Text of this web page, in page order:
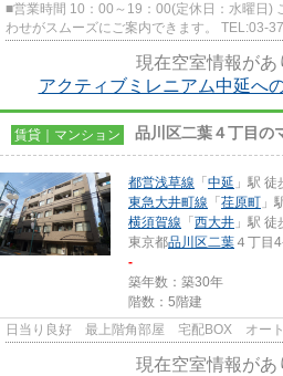
■営業時間 10：00～19：00(定休日：水曜日) このお時間帯はお電話でのお問い合
わせがスムーズにご案内できます。 TEL:03-3783-1218 ◇ホームページで物件探
現在空室情報があ
アクティブミレニアム中延へ
賃貸｜マンション 品川区二葉４丁目の
都営浅草線 「 中延 」駅 徒
東急大井町線 「 荏原町 」
横須賀線 「 西大井 」駅
東京都品川区二葉 ４丁目
-
築年数：築30年
階数：5階建
日当り良好 最上階角部屋 宅配BOX オー
現在空室情報があ